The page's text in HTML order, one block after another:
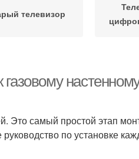
телевизор
Это самый простой этап
по установке